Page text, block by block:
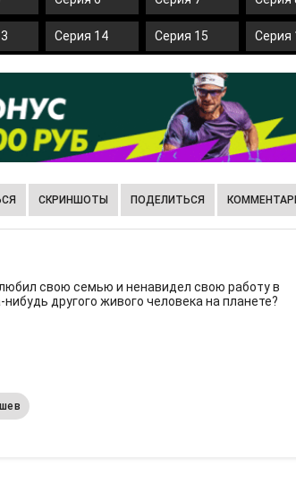
Серия 14 Серия 15 Серия
СКРИНШОТЫ ПОДЕЛИТЬСЯ
свою семью и ненавидел свою работу в
другого живого человека на планете?